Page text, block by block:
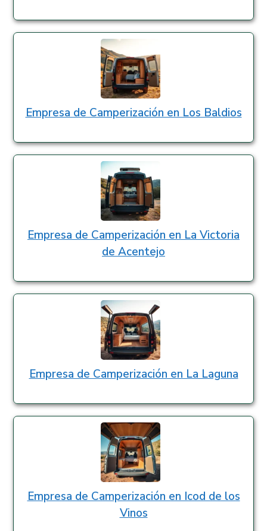
Empresa de Camperización en Los Baldios
Empresa de Camperización en La Victoria
de Acentejo
Empresa de Camperización en La Laguna
Empresa de Camperización en Icod de los
Vinos